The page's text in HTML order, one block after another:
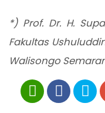
*) Prof. Dr. H.
Fakultas
Walisongo